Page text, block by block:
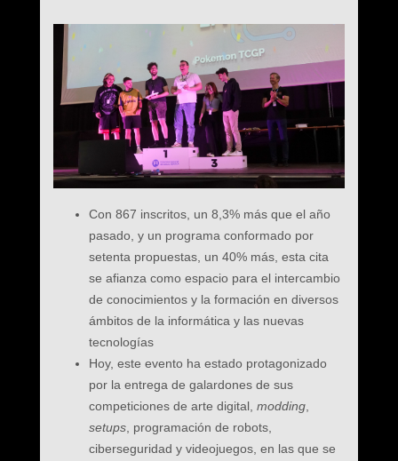
Con 867 inscritos, un 8,3% más que el año
pasado, y un programa conformado por
setenta propuestas, un 40% más, esta cita
se afianza como espacio para el intercambio
de conocimientos y la formación en diversos
ámbitos de la informática y las nuevas
tecnologías
Hoy, este evento ha estado protagonizado
por la entrega de galardones de sus
competiciones de arte digital, modding,
setups, programación de robots,
ciberseguridad y videojuegos, en las que se